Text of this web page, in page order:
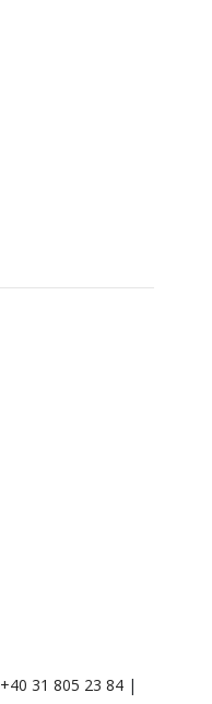
+40 31 805 23 84 |